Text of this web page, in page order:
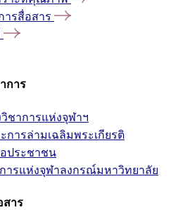
ารสื่อสาร
การ
ชาการแห่งจุฬาฯ
การล่ามเฉลิมพระเกียรติ
ประชาชน
ารแห่งจุฬาลงกรณ์มหาวิทยาลัย
สาร